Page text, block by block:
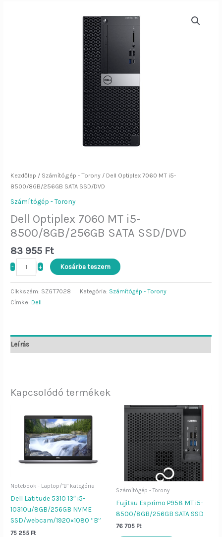
Kezdőlap / Számítógép - Torony / Dell Optiplex 7060 MT i5-
8500/8GB/256GB SATA SSD/DVD
Számítógép - Torony
Dell Optiplex 7060 MT i5-
8500/8GB/256GB SATA SSD/DVD
83 955 Ft
- + Kosárba teszem
Cikkszám: SZGT7028 Kategória: Számítógép - Torony
Címke: Dell
Leírás
Kapcsolódó termékek
Notebook - Laptop/"B" kategória
Dell Latitude 5310 13″ i5-
10310u/8GB/256GB NVME
SSD/webcam/1920×1080 “B”
75 255 Ft
Számítógép - Torony
Fujitsu Esprimo P958 MT i5-
8500/8GB/256GB SATA SSD
76 705 Ft